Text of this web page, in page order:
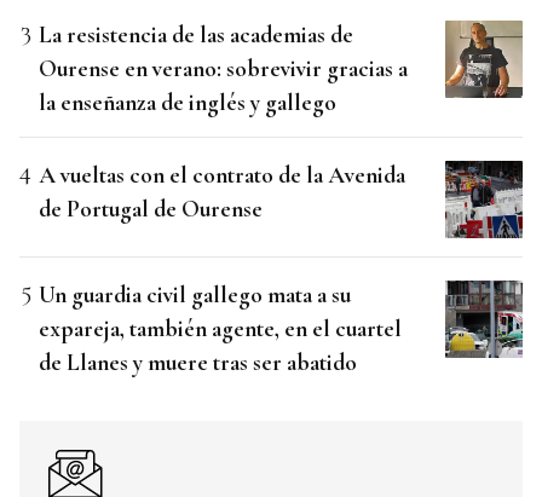
La resistencia de las academias de
Ourense en verano: sobrevivir gracias a
la enseñanza de inglés y gallego
A vueltas con el contrato de la Avenida
de Portugal de Ourense
Un guardia civil gallego mata a su
expareja, también agente, en el cuartel
de Llanes y muere tras ser abatido